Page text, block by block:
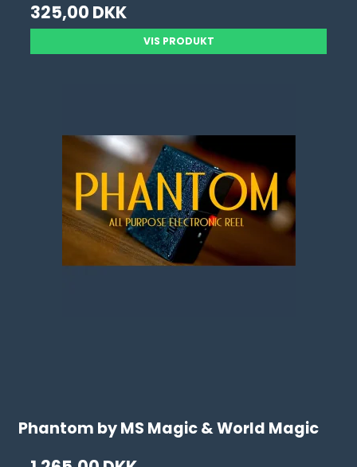
325,00 DKK
VIS PRODUKT
Phantom by MS Magic & World Magic